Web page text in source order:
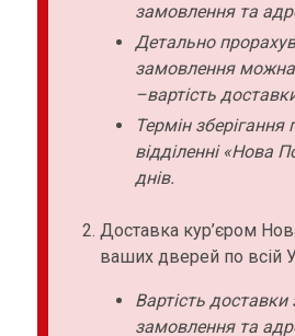
замовлення та
Детально
замовлення
–вартість
Термін зберігання
відділенні «Нова
днів.
Доставка кур’єром
ваших дверей по всій
Вартість доставки
замовлення та